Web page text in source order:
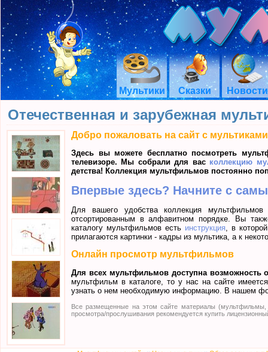
Мультики Сказки Новости
Отечественная и зарубежная
Добро пожаловать на сайт с
Здесь вы можете бесплатно посмотреть
телевизоре. Мы собрали для вас коллекцию
детства! Коллекция мультфильмов постоянно
Впервые здесь? Начните с
Для вашего удобства коллекция
отсортированным в алфавитном порядке. Вы
каталогу мультфильмов есть инструкция , в
прилагаются картинки - кадры из мультика, а к
Онлайн просмотр мультфильмов
Для всех мультфильмов доступна возможность
мультфильм в каталоге, то у нас на сайте
узнать о нем необходимую информацию. В нашем
Все размещенные на этом сайте материалы (мультфильмы,
просмотра/прослушивания рекомендуется купить